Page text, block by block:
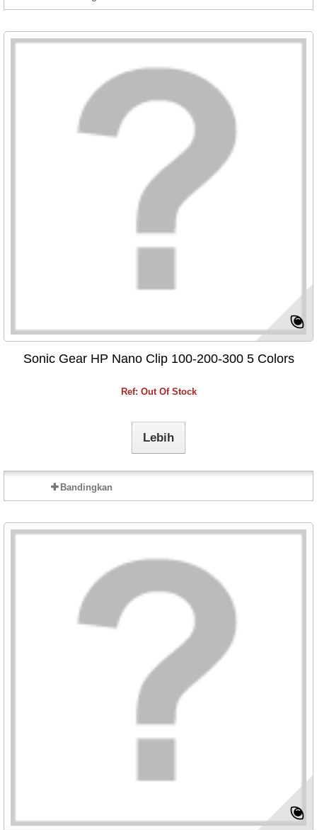
Sonic Gear HP Nano Clip 100-200-300 5 Colors
Ref: Out Of Stock
Lebih
Bandingkan